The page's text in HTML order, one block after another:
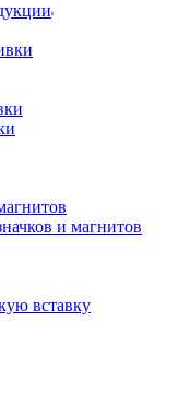
и магнитов
вставку